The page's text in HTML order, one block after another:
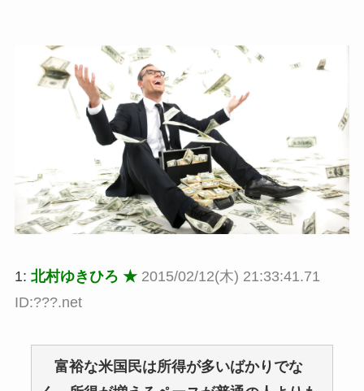
1: 北村ゆきひろ ★ 2015/02/12(木) 21:33:41.71
ID:???.net
富裕な米国民は所得が多いばかりでな